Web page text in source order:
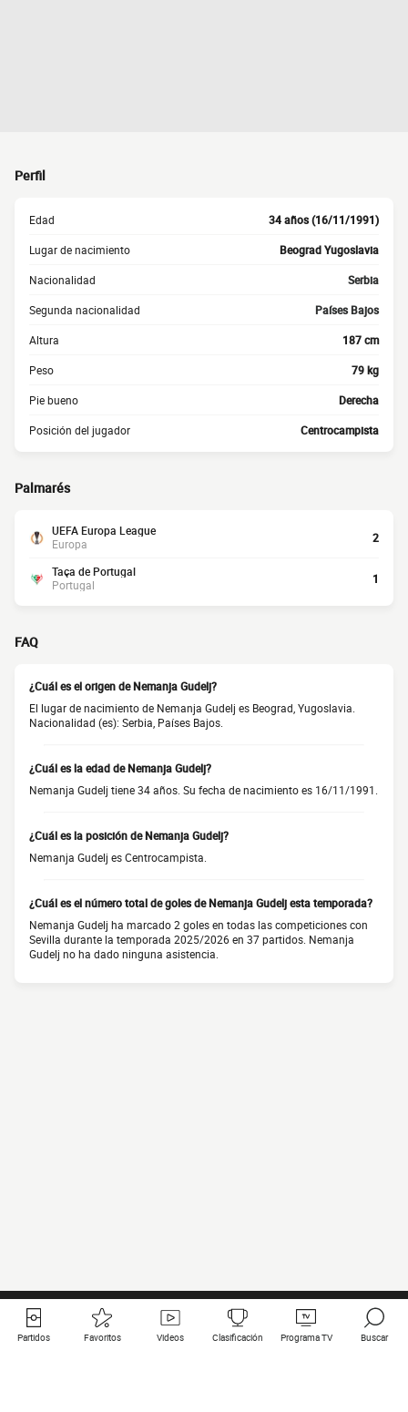
Perfil
Edad 34 años (16/11/1991)
Lugar de nacimiento Beograd Yugoslavia
Nacionalidad Serbia
Segunda nacionalidad Países Bajos
Altura 187 cm
Peso 79 kg
Pie bueno Derecha
Posición del jugador Centrocampista
Palmarés
UEFA Europa League
Europa
2
Taça de Portugal
Portugal
1
FAQ
¿Cuál es el origen de Nemanja Gudelj?
El lugar de nacimiento de Nemanja Gudelj es Beograd, Yugoslavia.
Nacionalidad (es): Serbia, Países Bajos.
¿Cuál es la edad de Nemanja Gudelj?
Nemanja Gudelj tiene 34 años. Su fecha de nacimiento es 16/11/1991.
¿Cuál es la posición de Nemanja Gudelj?
Nemanja Gudelj es Centrocampista.
¿Cuál es el número total de goles de Nemanja Gudelj esta temporada?
Nemanja Gudelj ha marcado 2 goles en todas las competiciones con
Sevilla durante la temporada 2025/2026 en 37 partidos. Nemanja
Gudelj no ha dado ninguna asistencia.
Partidos Favoritos Videos Clasificación Programa TV Buscar